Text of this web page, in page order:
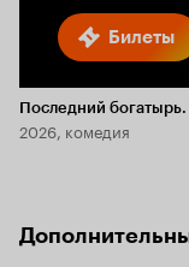
Билеты
Последний
2026, комедия